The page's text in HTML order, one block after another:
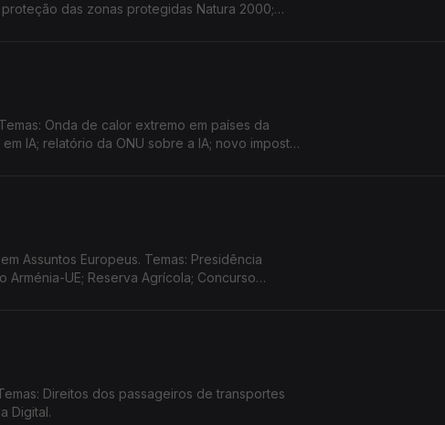
das zonas protegidas Natura 2000;
Onda de calor extremo em países da
IA; relatório da ONU sobre a IA; novo imposto
Assuntos Europeus. Temas: Presidência
Arménia-UE; Reserva Agrícola; Concurso
Direitos dos passageiros de transportes
Digital.